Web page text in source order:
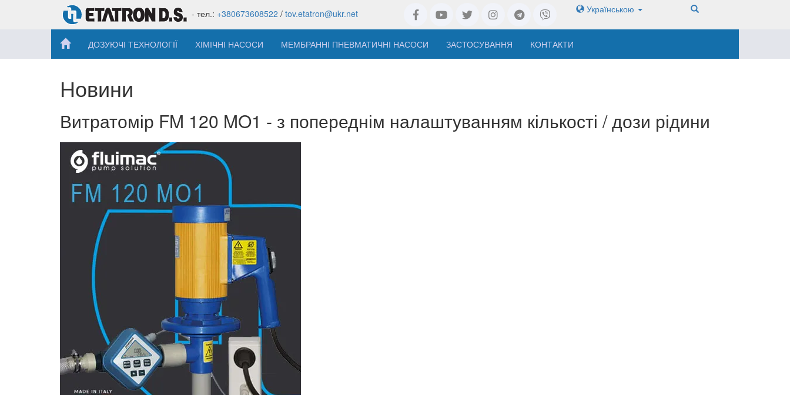
- тел.: +380673608522 / tov.etatron@ukr.net Українською
ДОЗУЮЧІ ТЕХНОЛОГІЇ ХІМІЧНІ НАСОСИ МЕМБРАННІ ПНЕВМАТИЧНІ НАСОСИ ЗАСТОСУВАННЯ КОНТАКТИ
Новини
Витратомір FM 120 MO1 - з попереднім налаштуванням кількості / дози рідини